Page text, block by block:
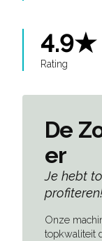
Rating
4.9★
De
er
Je hebt
Onze
topkwaliteit